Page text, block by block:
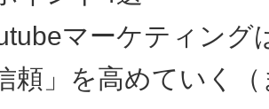
マーケティング
頼」を高めていく